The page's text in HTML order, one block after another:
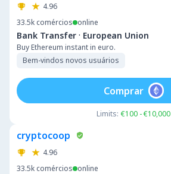
4.96
33.5k comércios online
Bank Transfer · European Union
Buy Ethereum instant in euro.
Bem-vindos novos usuários
Limits: €100 - €10,000
Comprar
cryptocoop
4.96
33.5k comércios online